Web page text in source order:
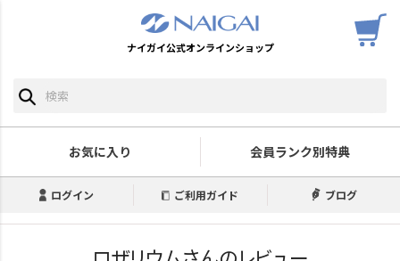
ナイガイ公式オンラインショップ
お気に入り 会員ランク別特典
ログイン ご利用ガイド ブログ